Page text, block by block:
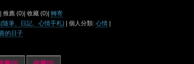
推薦 (0)| 收藏 (0)| 轉寄
隨筆、日記、心情手札) | 個人分類: 心情
的日子